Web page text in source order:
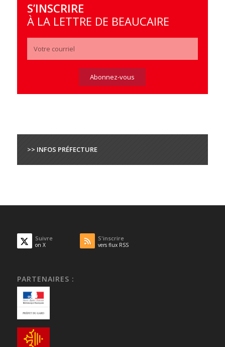
S’INSCRIRE
À LA LETTRE DE BEAUCAIRE
>> INFOS PRÉFECTURE
Suivre
on X
S'inscrire
vers flux RSS
PARTENAIRES :